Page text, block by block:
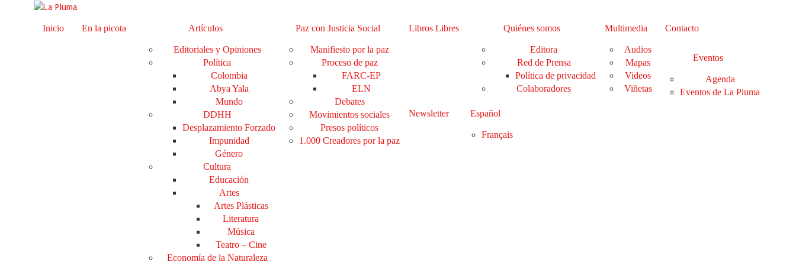
Inicio En la picota Artículos
Editoriales y Opiniones
Política
Colombia
Abya Yala
Mundo
DDHH
Desplazamiento Forzado
Impunidad
Género
Cultura
Educación
Artes
Artes Plásticas
Literatura
Música
Teatro – Cine
Economía de la Naturaleza
Paz con Justicia Social
Manifiesto por la paz
Proceso de paz
FARC-EP
ELN
Debates
Movimientos sociales
Presos políticos
1.000 Creadores por la paz
Libros Libres Quiénes somos
Editora
Red de Prensa
Política de privacidad
Colaboradores
Multimedia
Audios
Mapas
Videos
Viñetas
Contacto
Eventos
Agenda
Eventos de La Pluma
Newsletter Español
Français